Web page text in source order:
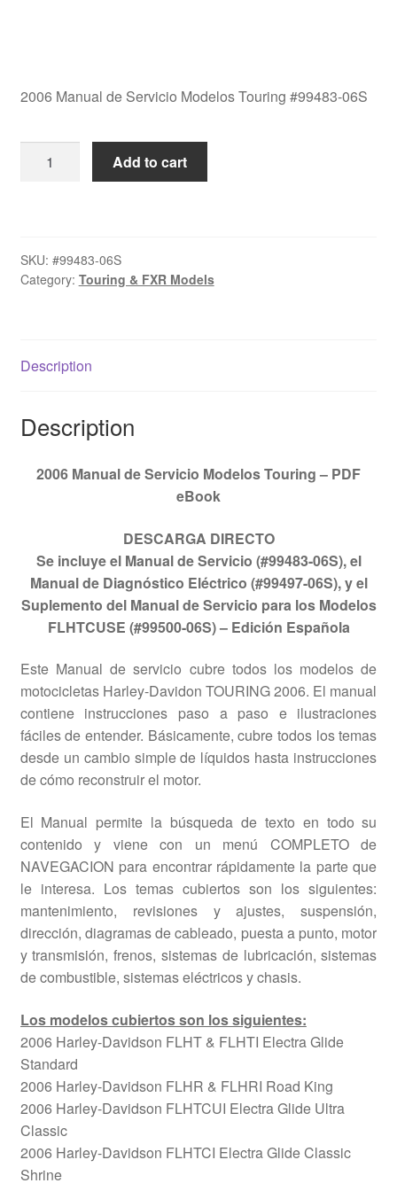
2006 Manual de Servicio Modelos Touring #99483-06S
2006
Touring
#99483-
Add to cart
SKU: #99483-06S
Category: Touring & FXR Models
Description
Description
2006 Manual de Servicio Modelos Touring – PDF
eBook
DESCARGA DIRECTO
Se incluye el Manual de Servicio (#99483-06S), el
Manual de Diagnóstico Eléctrico (#99497-06S), y el
Suplemento del Manual de Servicio para los Modelos
FLHTCUSE (#99500-06S) – Edición Española
Este Manual de servicio cubre todos los modelos de
motocicletas Harley-Davidon TOURING 2006. El manual
contiene instrucciones paso a paso e ilustraciones
fáciles de entender. Básicamente, cubre todos los temas
desde un cambio simple de líquidos hasta instrucciones
de cómo reconstruir el motor.
El Manual permite la búsqueda de texto en todo su
contenido y viene con un menú COMPLETO de
NAVEGACION para encontrar rápidamente la parte que
le interesa. Los temas cubiertos son los siguientes:
mantenimiento, revisiones y ajustes, suspensión,
dirección, diagramas de cableado, puesta a punto, motor
y transmisión, frenos, sistemas de lubricación, sistemas
de combustible, sistemas eléctricos y chasis.
Los modelos cubiertos son los siguientes:
2006 Harley-Davidson FLHT & FLHTI Electra Glide
Standard
2006 Harley-Davidson FLHR & FLHRI Road King
2006 Harley-Davidson FLHTCUI Electra Glide Ultra
Classic
2006 Harley-Davidson FLHTCI Electra Glide Classic
Shrine